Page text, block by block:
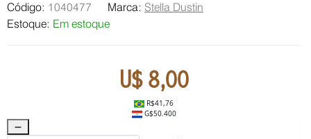
Código: 1040477 Marca: Stella Dustin
Estoque: Em estoque
U$ 8,00
R$41,76
G$50.400